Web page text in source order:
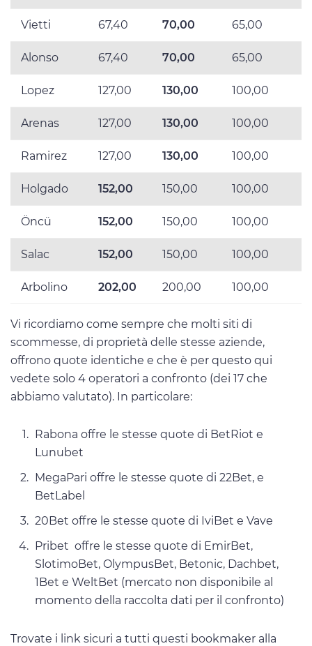
Vietti 67,40 70,00 65,00
Alonso 67,40 70,00 65,00
Lopez 127,00 130,00 100,00
Arenas 127,00 130,00 100,00
Ramirez 127,00 130,00 100,00
Holgado 152,00 150,00 100,00
Öncü 152,00 150,00 100,00
Salac 152,00 150,00 100,00
Arbolino 202,00 200,00 100,00
Vi ricordiamo come sempre che molti siti di
scommesse, di proprietà delle stesse aziende,
offrono quote identiche e che è per questo qui
vedete solo 4 operatori a confronto (dei 17 che
abbiamo valutato). In particolare:
Rabona offre le stesse quote di BetRiot e
Lunubet
MegaPari offre le stesse quote di 22Bet, e
BetLabel
20Bet offre le stesse quote di IviBet e Vave
Pribet offre le stesse quote di EmirBet,
SlotimoBet, OlympusBet, Betonic, Dachbet,
1Bet e WeltBet (mercato non disponibile al
momento della raccolta dati per il confronto)
Trovate i link sicuri a tutti questi bookmaker alla